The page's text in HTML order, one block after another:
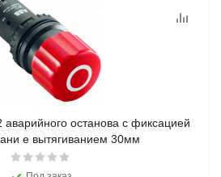
аварийного останова с фиксацией
е вытягиванием 30мм